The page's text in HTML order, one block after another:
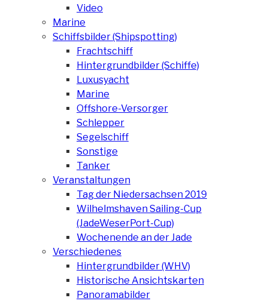
Video
Marine
Schiffsbilder (Shipspotting)
Frachtschiff
Hintergrundbilder (Schiffe)
Luxusyacht
Marine
Offshore-Versorger
Schlepper
Segelschiff
Sonstige
Tanker
Veranstaltungen
Tag der Niedersachsen 2019
Wilhelmshaven Sailing-Cup
(JadeWeserPort-Cup)
Wochenende an der Jade
Verschiedenes
Hintergrundbilder (WHV)
Historische Ansichtskarten
Panoramabilder